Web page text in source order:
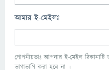
আমার ই-মেইলঃ
গোপনীয়তাঃ আপনার ই-মেইল
ভাগাভাগি করা হবে না ।